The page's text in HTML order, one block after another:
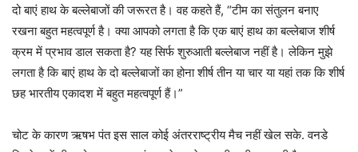
दो बाएं हाथ के बल्लेबाजों की जरूरत है। वह कहते हैं, “टीम का संतुलन बनाए
रखना बहुत महत्वपूर्ण है। क्या आपको लगता है कि एक बाएं हाथ का बल्लेबाज शीर्ष
क्रम में प्रभाव डाल सकता है? यह सिर्फ शुरुआती बल्लेबाज नहीं है। लेकिन मुझे
लगता है कि बाएं हाथ के दो बल्लेबाजों का होना शीर्ष तीन या चार या यहां तक कि शीर्ष
छह भारतीय एकादश में बहुत महत्वपूर्ण हैं।”
चोट के कारण ऋषभ पंत इस साल कोई अंतरराष्ट्रीय मैच नहीं खेल सके. वनडे